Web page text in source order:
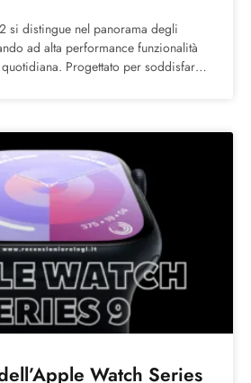
si distingue nel panorama degli
ad alta performance funzionalità
Progettato per soddisfare
Watch Series